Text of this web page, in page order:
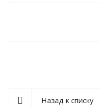
Назад к списку